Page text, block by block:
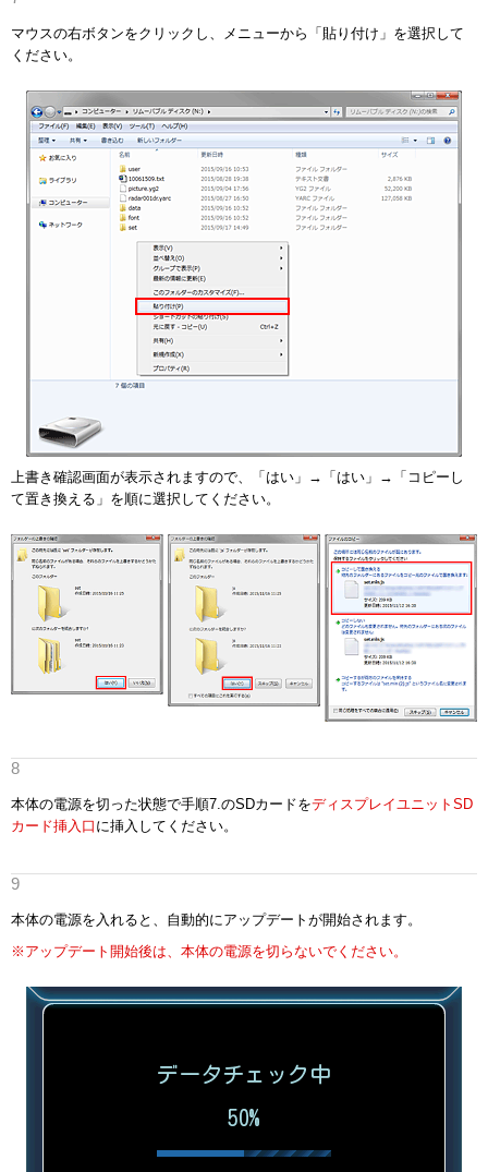
マウスの右ボタンをクリックし、メニューから「貼り付け」を選択して
ください。
上書き確認画面が表示されますので、「はい」→「はい」→「コピーし
て置き換える」を順に選択してください。
本体の電源を切った状態で手順7.のSDカードをディスプレイユニットSD
カード挿入口 に挿入してください。
本体の電源を入れると、自動的にアップデートが開始されます。
※アップデート開始後は、本体の電源を切らないでください。